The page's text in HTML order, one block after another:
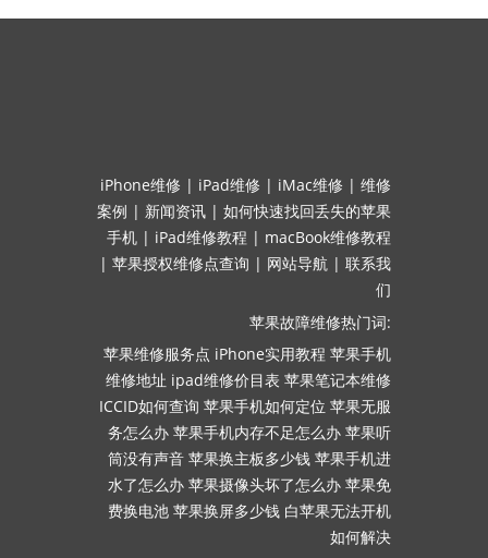
iPhone维修 | iPad维修 | iMac维修 | 维修
案例 | 新闻资讯 | 如何快速找回丢失的苹果
手机 | iPad维修教程 | macBook维修教程
| 苹果授权维修点查询 | 网站导航 | 联系我
们
苹果故障维修热门词:
苹果维修服务点 iPhone实用教程 苹果手机
维修地址 ipad维修价目表 苹果笔记本维修
ICCID如何查询 苹果手机如何定位 苹果无服
务怎么办 苹果手机内存不足怎么办 苹果听
筒没有声音 苹果换主板多少钱 苹果手机进
水了怎么办 苹果摄像头坏了怎么办 苹果免
费换电池 苹果换屏多少钱 白苹果无法开机
如何解决